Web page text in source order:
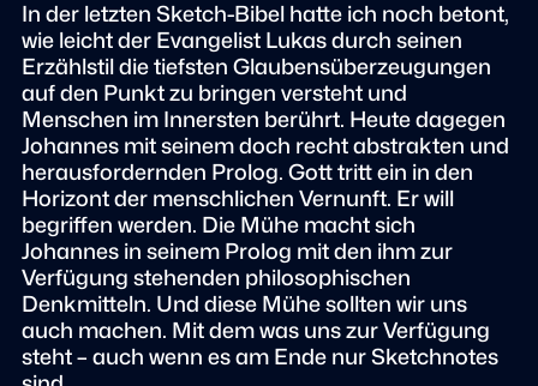
In der letzten Sketch-Bibel hatte ich noch betont,
wie leicht der Evangelist Lukas durch seinen
Erzählstil die tiefsten Glaubensüberzeugungen
auf den Punkt zu bringen versteht und
Menschen im Innersten berührt. Heute dagegen
Johannes mit seinem doch recht abstrakten und
herausfordernden Prolog. Gott tritt ein in den
Horizont der menschlichen Vernunft. Er will
begriffen werden. Die Mühe macht sich
Johannes in seinem Prolog mit den ihm zur
Verfügung stehenden philosophischen
Denkmitteln. Und diese Mühe sollten wir uns
auch machen. Mit dem was uns zur Verfügung
steht – auch wenn es am Ende nur Sketchnotes